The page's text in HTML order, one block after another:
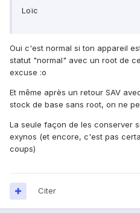
Loïc
Oui c'est normal si ton appareil
statut "normal" avec un root de
excuse :o
Et même après un retour SAV
stock de base sans root, on ne
La seule façon de les conserver
exynos (et encore, c'est pas
coups)
Citer